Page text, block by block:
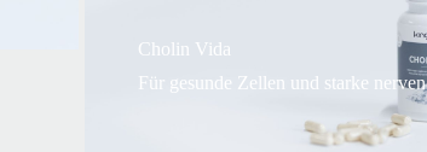
Cholin Vida
Für gesunde Zellen und starke nerven